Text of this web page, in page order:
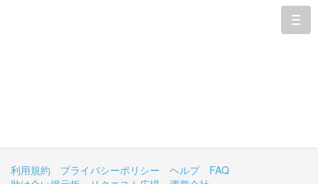
利用規約 プライバシーポリシー ヘルプ
FAQ